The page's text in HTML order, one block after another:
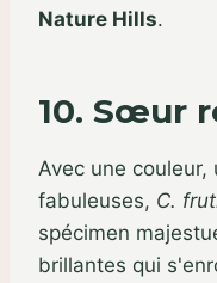
Nature Hills.
10. Sœur
Avec une
fabuleuses, C.
spécimen
brillantes qui